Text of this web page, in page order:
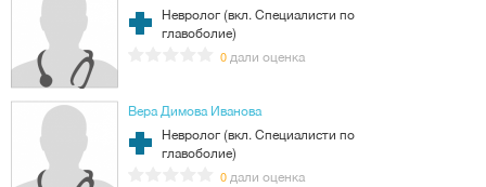
Невролог (вкл. Специалисти по
главоболие)
0 дали оценка
Вера Димова Иванова
Невролог (вкл. Специалисти по
главоболие)
0 дали оценка